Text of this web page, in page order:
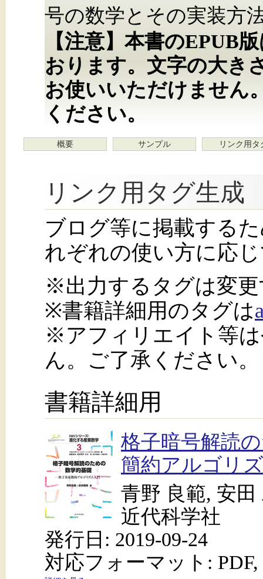
号の数学とその実装方
【注意】本書のEPUB
おります。文字の大き
お使いいただけません
ください。
概要 サンプル リンク用タ
リンク用タグ生成
ブログ等に掲載する
れぞれの使い方に応
※出力するタグは変
※書籍詳細用のタグは
※アフィリエイト等
ん。ご了承ください。
書籍詳細用
格子暗号解読
簡約アルゴリ
青野 良範, 安田
近代科学社
発行日: 2019-09-24
対応フォーマット: PDF,